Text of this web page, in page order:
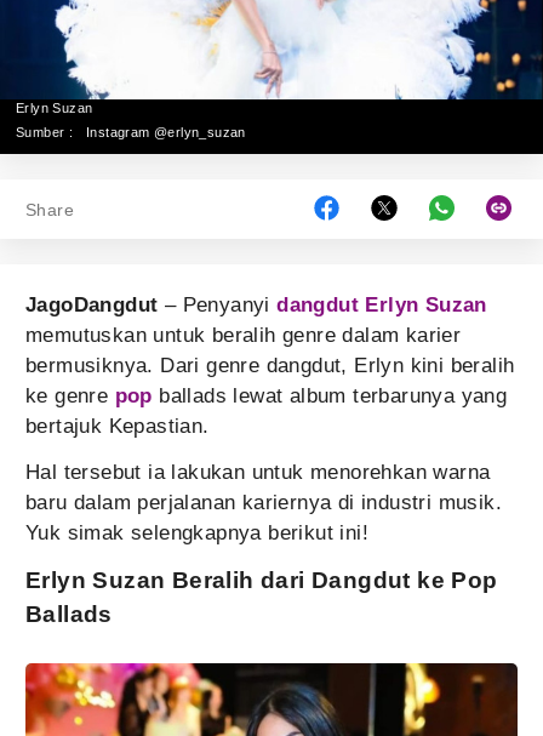
Erlyn Suzan
Sumber :
Instagram @erlyn_suzan
Share
JagoDangdut – Penyanyidangdut Erlyn Suzan
memutuskan untuk beralih genre dalam karier
bermusiknya. Dari genre dangdut, Erlyn kini beralih
ke genre pop ballads lewat album terbarunya yang
bertajuk Kepastian.
Hal tersebut ia lakukan untuk menorehkan warna
baru dalam perjalanan kariernya di industri musik.
Yuk simak selengkapnya berikut ini!
Erlyn Suzan Beralih dari Dangdut ke Pop
Ballads